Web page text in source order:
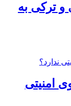
و ترکی به
امنیتی